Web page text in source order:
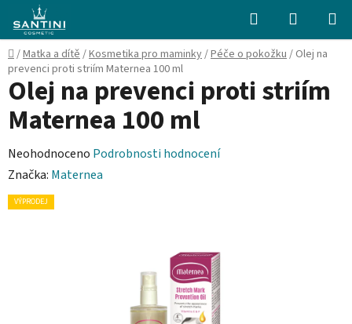
obsah
Hledat
KOŠÍK
Domů
/Matka a dítě/Kosmetika pro maminky/Péče o pokožku/ Olej na
prevenci proti striím Maternea 100 ml
Olej na prevenci proti striím
Maternea 100 ml
Průměrné
hodnocení
produktu
Neohodnoceno Podrobnosti hodnocení
Značka: Maternea
VÝPRODEJ